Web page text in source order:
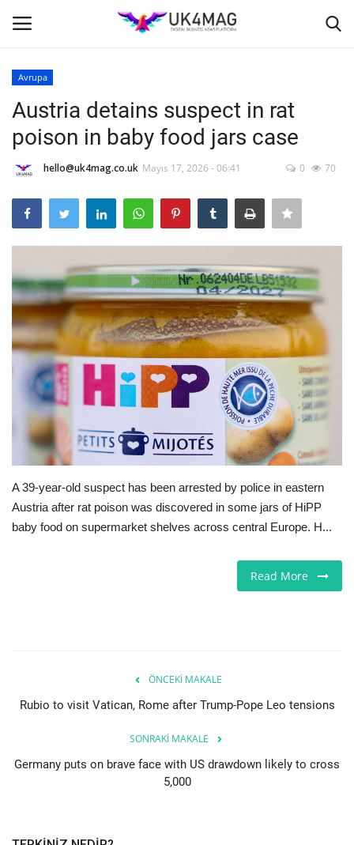
Ana Sayfa
İş Platformu
TVNET
Seri İlanlar
Londra
İş İlanları
İngiltere
Videolar
İş & Ekonomi
Restoranlar
Avrupa
Austria detains suspect in rat
poison in baby food jars case
hello@uk4mag.co.uk Mayıs 17, 2026 - 06:41 0 70
A 39-year-old suspect has been arrested by police in eastern
Austria after rat poison was discovered in some jars of HiPP
baby food on supermarket shelves across central Europe. H...
Read More
ÖNCEKI MAKALE
Rubio to visit Vatican, Rome after Trump-Pope Leo tensions
SONRAKI MAKALE
Germany puts on brave face with US drawdown likely to cross
5,000